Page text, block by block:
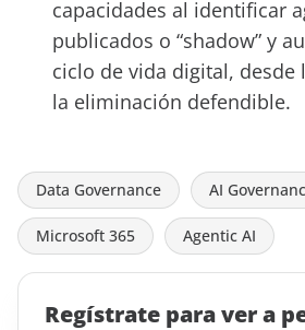
capacidades al identificar
publicados o “shadow” y
ciclo de vida digital, desde
la eliminación defendible.
Data Governance AI
Microsoft 365 Agentic AI
Regístrate para vera